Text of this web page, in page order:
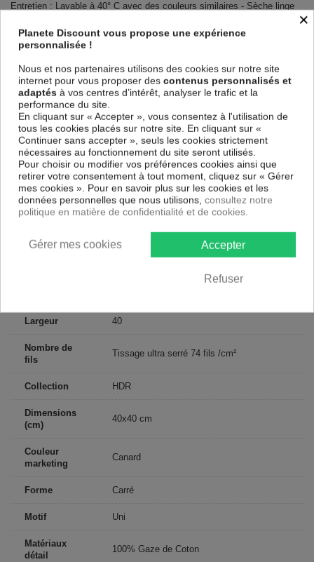
Entretien : Lavable à 40° C avec des couleurs similaires - Sèche linge
Finition : Point bourdon ton sur ton
Modèle : Canard
Tissage ultra serré 74 fils /cm²
3 serviettes 100% gaze de coton 40x40 cm
Descriptif technique
Certification Oeko-Tex®
Longueur 40
Grammage 125 gr/m²
Matériaux Gaze de Coton
Conseils
Lavable en machine à 40°C
Largeur 40
Nombre de
fils
Tissage ultra serré 74 fils /cm²
Collection HDR
Dimensions
(cm)
40x40 cm
Couleur
marketing
Canard
Forme Carré
Motif Uni
Matériaux
détail
100% Gaze de Coton
×
Planete Discount vous propose une expérience
personnalisée !
Nous et nos partenaires utilisons des cookies sur notre site
internet pour vous proposer des contenus personnalisés et
adaptés à vos centres d’intérêt, analyser le trafic et la
performance du site.
En cliquant sur « Accepter », vous consentez à l'utilisation de
tous les cookies placés sur notre site. En cliquant sur «
Continuer sans accepter », seuls les cookies strictement
nécessaires au fonctionnement du site seront utilisés.
Pour choisir ou modifier vos préférences cookies ainsi que
retirer votre consentement à tout moment, cliquez sur « Gérer
mes cookies ». Pour en savoir plus sur les cookies et les
données personnelles que nous utilisons, consultez notre
politique en matière de confidentialité et de cookies.
Accepter
Refuser
Gérer mes cookies